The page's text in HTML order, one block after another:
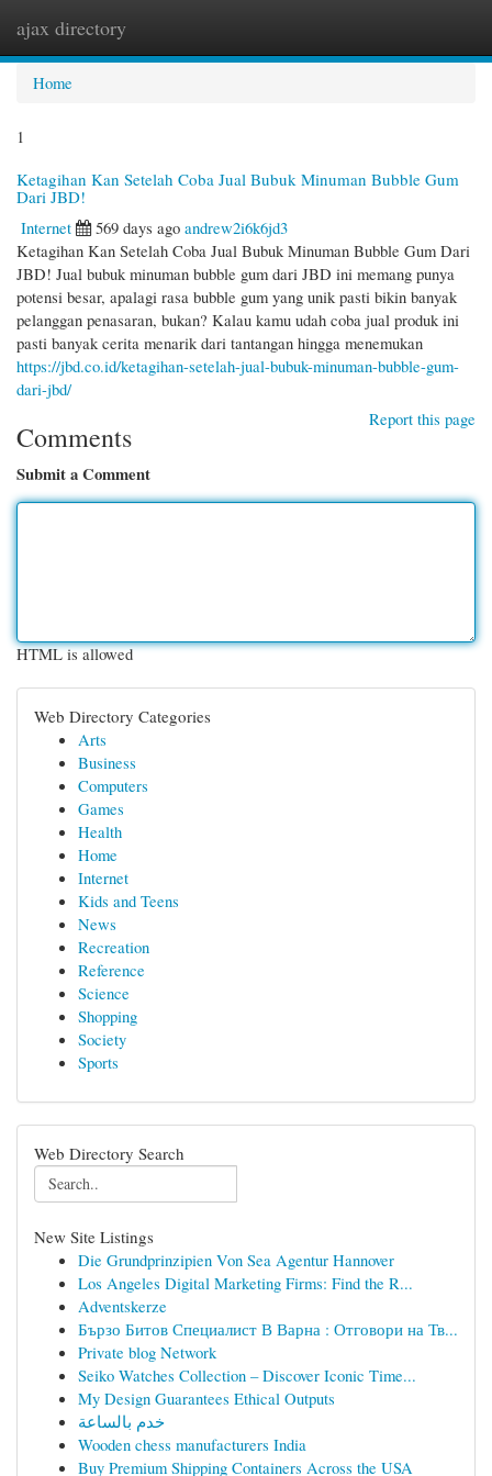
ajax directory
Home
1
Ketagihan Kan Setelah Coba Jual Bubuk Minuman Bubble Gum
Dari JBD!
Internet
569 days ago andrew2i6k6jd3
Ketagihan Kan Setelah Coba Jual Bubuk Minuman Bubble Gum Dari
JBD! Jual bubuk minuman bubble gum dari JBD ini memang punya
potensi besar, apalagi rasa bubble gum yang unik pasti bikin banyak
pelanggan penasaran, bukan? Kalau kamu udah coba jual produk ini
pasti banyak cerita menarik dari tantangan hingga menemukan
https://jbd.co.id/ketagihan-setelah-jual-bubuk-minuman-bubble-gum-
dari-jbd/
Report this page
Comments
Submit a Comment
HTML is allowed
Web Directory Categories
Arts
Business
Computers
Games
Health
Home
Internet
Kids and Teens
News
Recreation
Reference
Science
Shopping
Society
Sports
Web Directory Search
New Site Listings
Die Grundprinzipien Von Sea Agentur Hannover
Los Angeles Digital Marketing Firms: Find the R...
Adventskerze
Бързо Битов Специалист В Варна : Отговори на Тв...
Private blog Network
Seiko Watches Collection – Discover Iconic Time...
My Design Guarantees Ethical Outputs
خدم بالساعة
Wooden chess manufacturers India
Buy Premium Shipping Containers Across the USA